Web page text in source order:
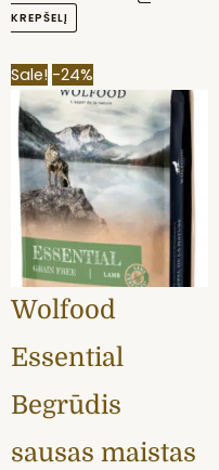
KREPŠELĮ
Sale! -24%
Wolfood
Essential
Begrūdis
sausas maistas
Original
price
was:
85,89 €.
price
is:
64,99 €.